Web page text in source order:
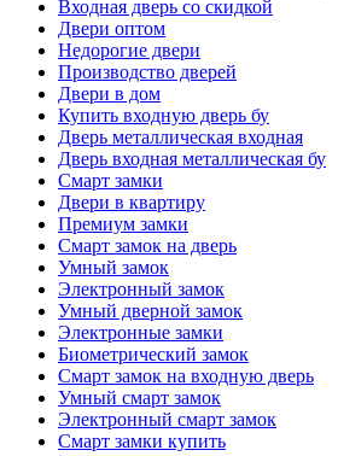
Входная дверь со скидкой
Двери оптом
Недорогие двери
Производство дверей
Двери в дом
Купить входную дверь бу
Дверь металлическая входная
Дверь входная металлическая бу
Смарт замки
Двери в квартиру
Премиум замки
Смарт замок на дверь
Умный замок
Электронный замок
Умный дверной замок
Электронные замки
Биометрический замок
Смарт замок на входную дверь
Умный смарт замок
Электронный смарт замок
Смарт замки купить